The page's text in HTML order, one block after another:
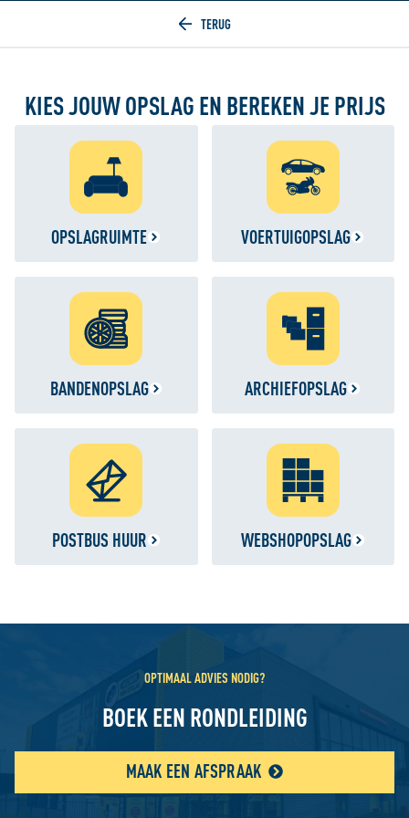
Home
KIES JOUW OPSLAG EN BEREKEN JE PRIJS
OPSLAGRUIMTE VOERTUIGOPSLAG
BANDENOPSLAG ARCHIEFOPSLAG
POSTBUS HUUR WEBSHOPOPSLAG
OPTIMAAL ADVIES NODIG?
BOEK EEN RONDLEIDING
MAAK EEN AFSPRAAK